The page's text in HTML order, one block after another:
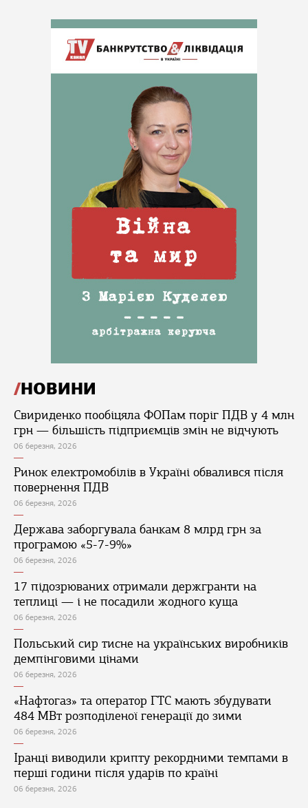
НОВИНИ
Свириденко пообіцяла ФОПам поріг ПДВ у 4 млн
грн — більшість підприємців змін не відчують
06 березня, 2026
Ринок електромобілів в Україні обвалився після
повернення ПДВ
06 березня, 2026
Держава заборгувала банкам 8 млрд грн за
програмою «5-7-9%»
06 березня, 2026
17 підозрюваних отримали держгранти на
теплиці — і не посадили жодного куща
06 березня, 2026
Польський сир тисне на українських виробників
демпінговими цінами
06 березня, 2026
«Нафтогаз» та оператор ГТС мають збудувати
484 МВт розподіленої генерації до зими
06 березня, 2026
Іранці виводили крипту рекордними темпами в
перші години після ударів по країні
06 березня, 2026